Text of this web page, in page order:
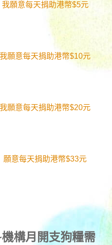
我願意每天捐助港幣$5元
我願意每天捐助港幣$10元
我願意每天捐助港幣$20元
願意每天捐助港幣$33元
構月開支狗糧需